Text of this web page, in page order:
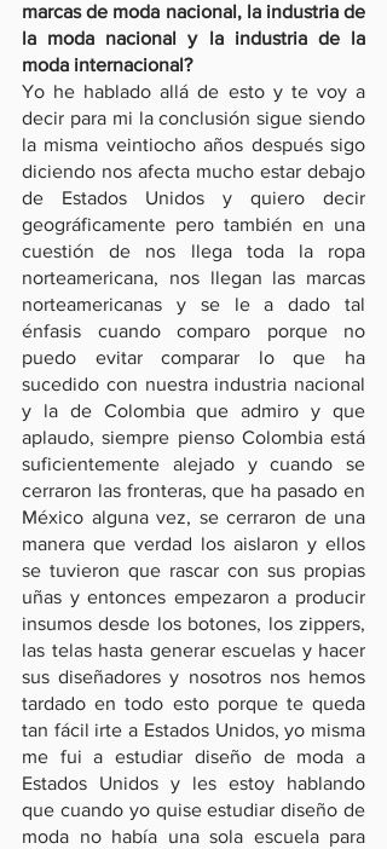
marcas de moda nacional, la industria de
la moda nacional y la industria de la
moda internacional?
Yo he hablado allá de esto y te voy a
decir para mi la conclusión sigue siendo
la misma veintiocho años después sigo
diciendo nos afecta mucho estar debajo
de Estados Unidos y quiero decir
geográficamente pero también en una
cuestión de nos llega toda la ropa
norteamericana, nos llegan las marcas
norteamericanas y se le a dado tal
énfasis cuando comparo porque no
puedo evitar comparar lo que ha
sucedido con nuestra industria nacional
y la de Colombia que admiro y que
aplaudo, siempre pienso Colombia está
suficientemente alejado y cuando se
cerraron las fronteras, que ha pasado en
México alguna vez, se cerraron de una
manera que verdad los aislaron y ellos
se tuvieron que rascar con sus propias
uñas y entonces empezaron a producir
insumos desde los botones, los zippers,
las telas hasta generar escuelas y hacer
sus diseñadores y nosotros nos hemos
tardado en todo esto porque te queda
tan fácil irte a Estados Unidos, yo misma
me fui a estudiar diseño de moda a
Estados Unidos y les estoy hablando
que cuando yo quise estudiar diseño de
moda no había una sola escuela para